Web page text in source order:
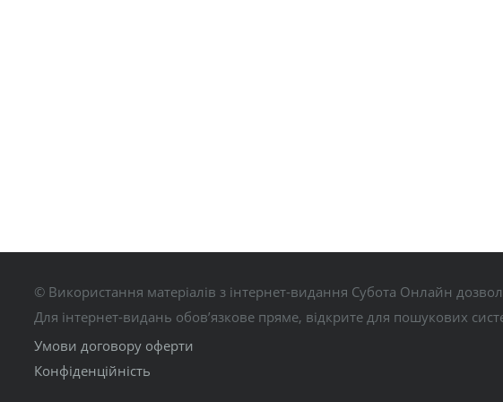
© Використання матеріалів з інтернет-видання Субота Онлайн
Для інтернет-видань обов’язкове пряме, відкрите для пошукових
Умови договору оферти
Конфіденційність